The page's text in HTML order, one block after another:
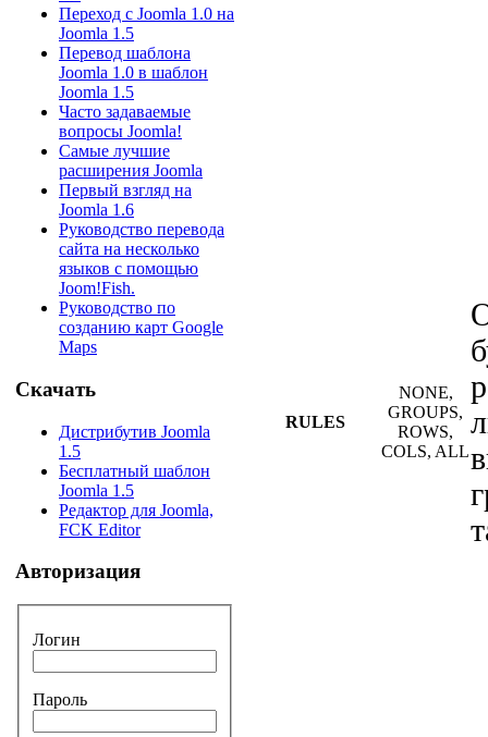
Переход с Joomla 1.0 на
Joomla 1.5
Перевод шаблона
Joomla 1.0 в шаблон
Joomla 1.5
Часто задаваемые
вопросы Joomla!
Самые лучшие
расширения Joomla
Первый взгляд на
Joomla 1.6
Руководство перевода
сайта на несколько
языков с помощью
Joom!Fish.
Руководство по
созданию карт Google
Maps
Скачать
Дистрибутив Joomla
1.5
Бесплатный шаблон
Joomla 1.5
Редактор для Joomla,
FCK Editor
Авторизация
Логин
Пароль
RULES
NONE,
GROUPS,
ROWS,
COLS, ALL